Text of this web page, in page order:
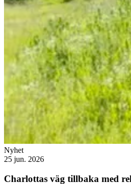
Nyhet
25 jun. 2026
Charlottas väg tillbaka med